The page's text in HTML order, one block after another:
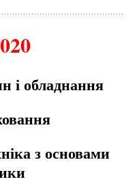
і обладнання
з основами